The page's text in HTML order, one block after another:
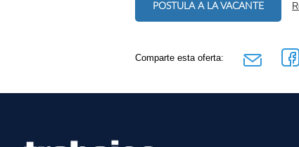
POSTULA A LA VACANTE
Comparte esta oferta: